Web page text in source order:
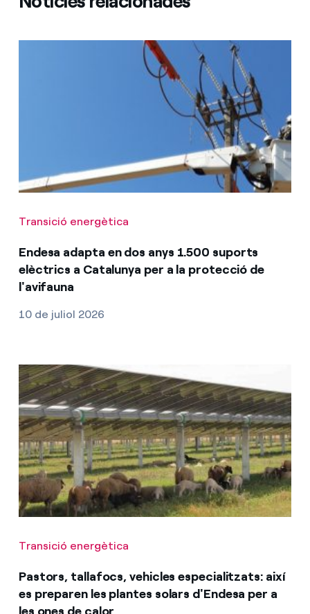
Transició energètica
Endesa adapta en dos anys 1.500 suports
elèctrics a Catalunya per a la protecció de
l'avifauna
10 de juliol 2026
Transició energètica
Pastors, tallafocs, vehicles especialitzats: així
es preparen les plantes solars d'Endesa per a